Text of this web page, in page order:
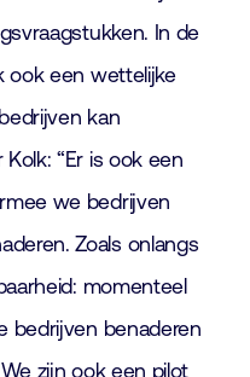
In de
ook een wettelijke
kan
“Er is ook een
we bedrijven
Zoals onlangs
momenteel
bedrijven benaderen
zijn ook een pilot